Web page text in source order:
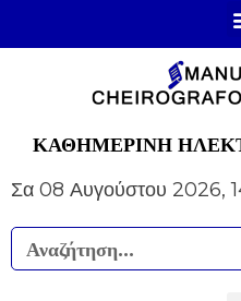
ΚΑΘΗΜΕΡΙΝΗ
Σα 08 Αυγούστου 2026,